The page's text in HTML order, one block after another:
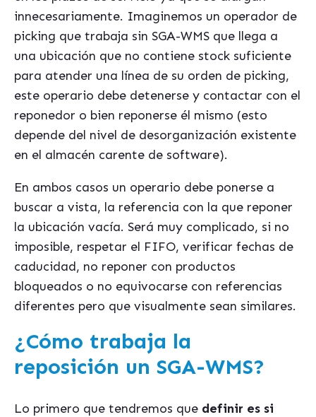
innecesariamente. Imaginemos un operador de
picking que trabaja sin SGA-WMS que llega a
una ubicación que no contiene stock suficiente
para atender una línea de su orden de picking,
este operario debe detenerse y contactar con el
reponedor o bien reponerse él mismo (esto
depende del nivel de desorganización existente
en el almacén carente de software).
En ambos casos un operario debe ponerse a
buscar a vista, la referencia con la que reponer
la ubicación vacía. Será muy complicado, si no
imposible, respetar el FIFO, verificar fechas de
caducidad, no reponer con productos
bloqueados o no equivocarse con referencias
diferentes pero que visualmente sean similares.
¿Cómo trabaja la
reposición un SGA-WMS?
Lo primero que tendremos que definir es si